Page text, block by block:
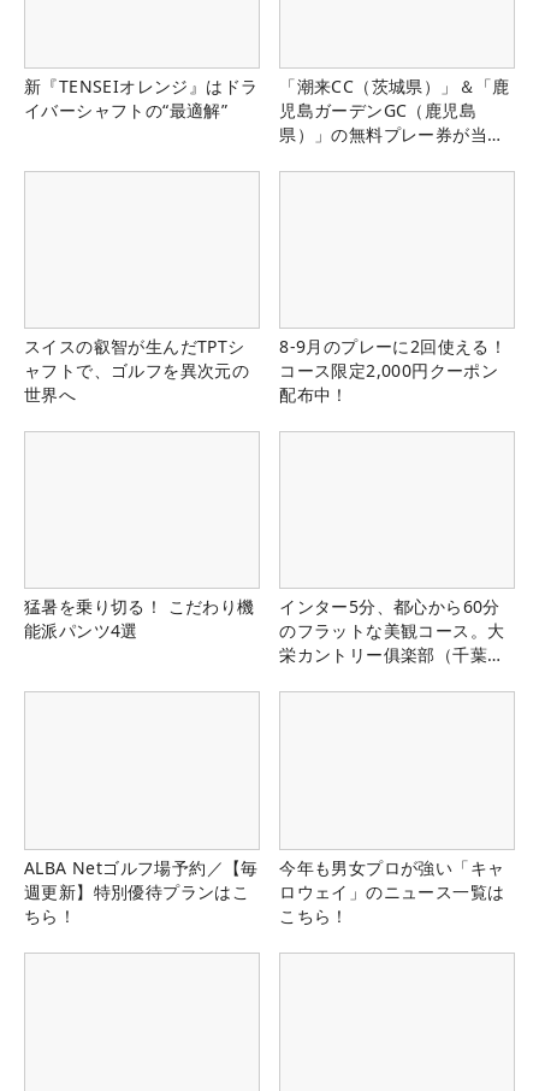
新『TENSEIオレンジ』はドラ
イバーシャフトの“最適解”
「潮来CC（茨城県）」＆「鹿
児島ガーデンGC（鹿児島
県）」の無料プレー券が当た
スイスの叡智が生んだTPTシ
ャフトで、ゴルフを異次元の
世界へ
8-9月のプレーに2回使える！
コース限定2,000円クーポン
配布中！
猛暑を乗り切る！ こだわり機
能派パンツ4選
インター5分、都心から60分
のフラットな美観コース。大
栄カントリー俱楽部（千葉
ALBA Netゴルフ場予約／【毎
週更新】特別優待プランはこ
ちら！
今年も男女プロが強い「キャ
ロウェイ」のニュース一覧は
こちら！